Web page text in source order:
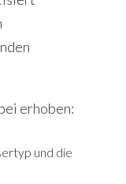
erhoben:
und die